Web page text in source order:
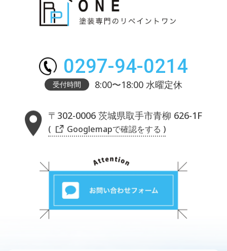
0297-94-0214
受付時間 8:00〜18:00 水曜定休
〒302-0006 茨城県取手市青柳 626-1F
( Googlemapで確認をする )